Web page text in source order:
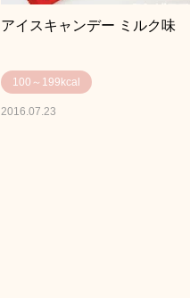
アイスキャンデー ミルク味
100～199kcal
2016.07.23